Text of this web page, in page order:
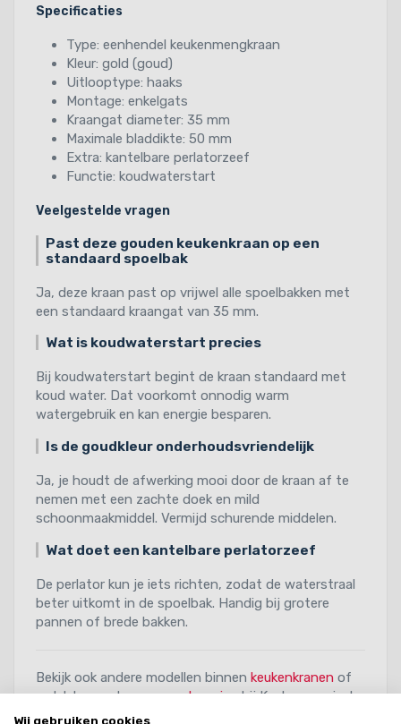
Specificaties
Type: eenhendel keukenmengkraan
Kleur: gold (goud)
Uitlooptype: haaks
Montage: enkelgats
Kraangat diameter: 35 mm
Maximale bladdikte: 50 mm
Extra: kantelbare perlatorzeef
Functie: koudwaterstart
Veelgestelde vragen
Past deze gouden keukenkraan op een
standaard spoelbak
Ja, deze kraan past op vrijwel alle spoelbakken met
een standaard kraangat van 35 mm.
Wat is koudwaterstart precies
Bij koudwaterstart begint de kraan standaard met
koud water. Dat voorkomt onnodig warm
watergebruik en kan energie besparen.
Is de goudkleur onderhoudsvriendelijk
Ja, je houdt de afwerking mooi door de kraan af te
nemen met een zachte doek en mild
schoonmaakmiddel. Vermijd schurende middelen.
Wat doet een kantelbare perlatorzeef
De perlator kun je iets richten, zodat de waterstraal
beter uitkomt in de spoelbak. Handig bij grotere
pannen of brede bakken.
Bekijk ook andere modellen binnen keukenkranen of
ontdek meer kranen vanLorreinebij Keukenspeciaal.
Wij gebruiken cookies